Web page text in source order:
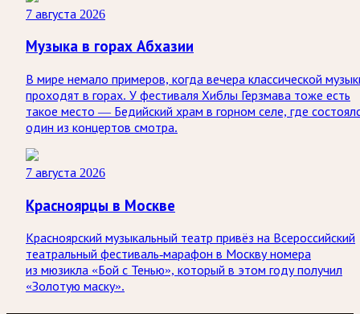
7 августа 2026
Музыка в горах Абхазии
В мире немало примеров, когда вечера классической
проходят в горах. У фестиваля Хиблы Герзмава тоже есть
такое место — Бедийский храм в горном селе, где
один из концертов смотра.
7 августа 2026
Красноярцы в Москве
Красноярский музыкальный театр привёз на Всероссийский
театральный фестиваль-марафон в Москву номера
из мюзикла «Бой с Тенью», который в этом году получил
«Золотую маску».